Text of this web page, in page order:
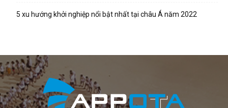
5 xu hướng khởi nghiệp nổi bật nhất tại châu Á năm 2022